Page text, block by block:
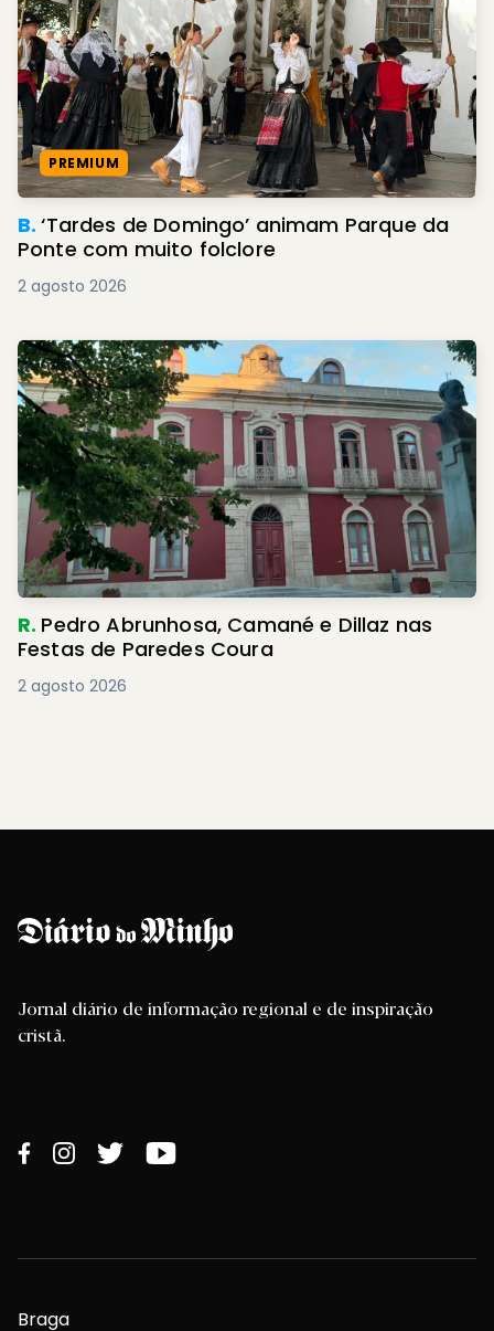
PREMIUM
B.‘Tardes de Domingo’ animam Parque da
Ponte com muito folclore
2 agosto 2026
R. Pedro Abrunhosa, Camané e Dillaz nas
Festas de Paredes Coura
2 agosto 2026
Jornal diário de informação regional e de inspiração
cristã.
Braga